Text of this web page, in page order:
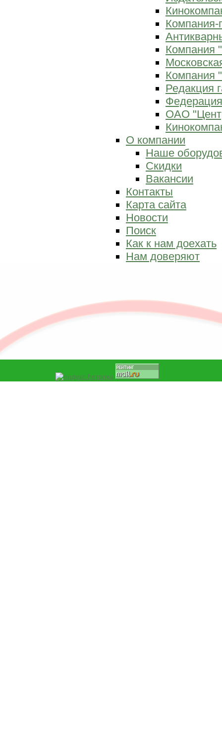
Компания-
Компания
Компания
Редакция
ОАО
О компании
Наше
Скидки
Вакансии
Контакты
Карта сайта
Новости
Поиск
Как к нам доехать
Нам доверяют